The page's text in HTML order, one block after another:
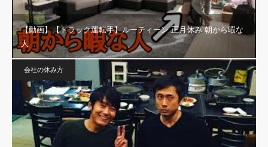
【動画】【トラック運転手】ルーティーン 正月休み 朝から暇な
人
会社の休み方